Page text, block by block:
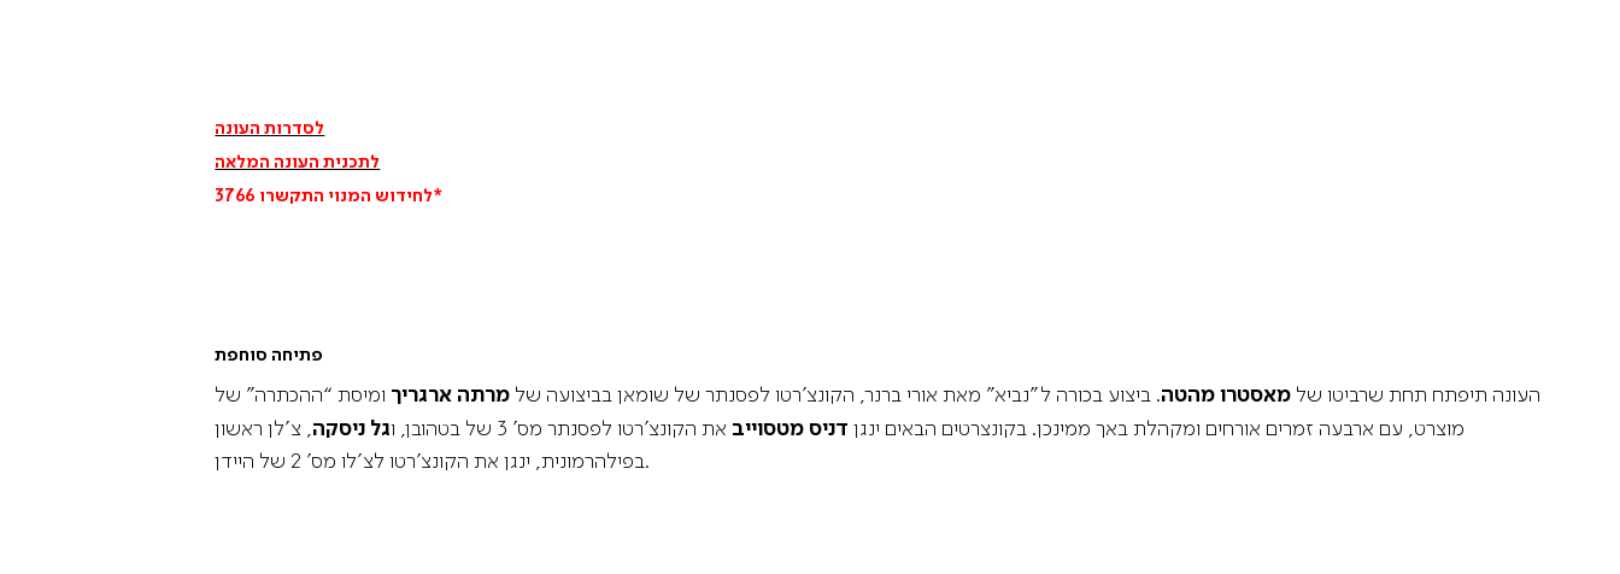
לסדרות העונה
לתכנית העונה המלאה
לחידוש המנוי התקשרו 3766*
פתיחה סוחפת
העונה תיפתח תחת שרביטו של מאסטרו מהטה. ביצוע בכורה ל”נביא” מאת אורי ברנר, הקונצ’רטו לפסנתר של שומאן בביצועה של מרתה ארגריך ומיסת “ההכתרה” של
מוצרט, עם ארבעה זמרים אורחים ומקהלת באך ממינכן. בקונצרטים הבאים ינגן דניס מטסוייב את הקונצ’רטו לפסנתר מס’ 3 של בטהובן, ו גל ניסקה, צ’לן ראשון
בפילהרמונית, ינגן את הקונצ’רטו לצ’לו מס’ 2 של היידן.